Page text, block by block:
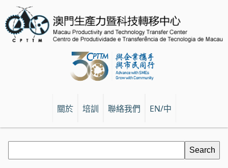
關於 培訓 聯絡我們 EN/中